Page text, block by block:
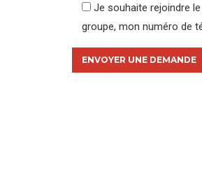
Je souhaite rejoindre
groupe, mon numéro de